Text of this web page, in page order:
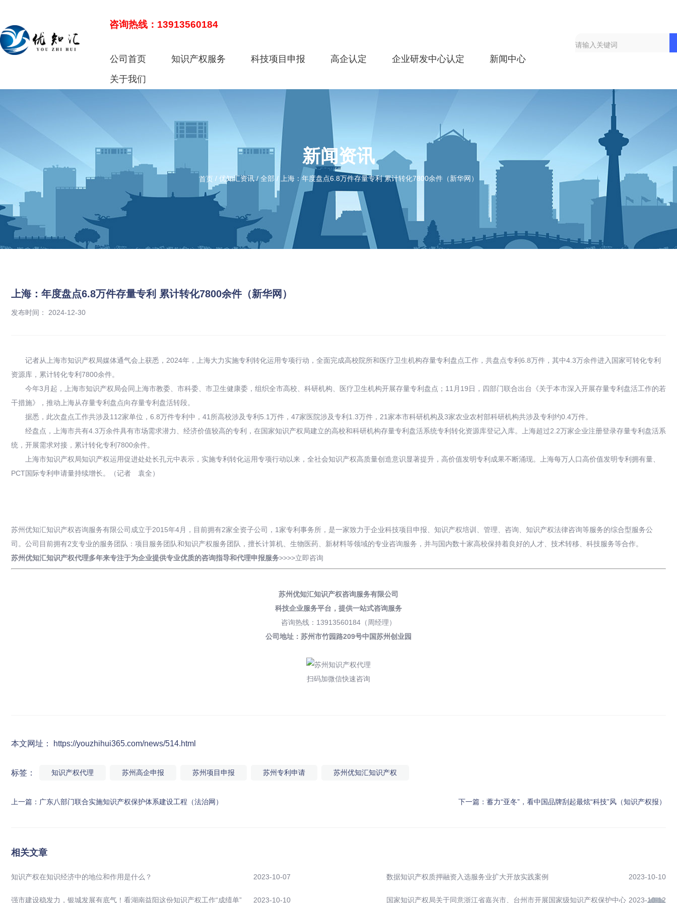
咨询热线：13913560184
公司首页 知识产权服务 科技项目申报 高企认定 企业研发中心认定
新闻中心
关于我们
新闻资讯
首页 / 优知汇资讯 / 全部 / 上海：年度盘点6.8万件存量专利 累计转化7800余件（新华网）
上海：年度盘点6.8万件存量专利 累计转化7800余件（新华网）
发布时间： 2024-12-30
记者从上海市知识产权局媒体通气会上获悉，2024年，上海大力实施专利转化运用专项行动，全面完成高校院所和医疗卫生机构存量专利盘点工作，共盘点专利6.8万件，其中4.3万余件进入国家可转化专利
资源库，累计转化专利7800余件。
今年3月起，上海市知识产权局会同上海市教委、市科委、市卫生健康委，组织全市高校、科研机构、医疗卫生机构开展存量专利盘点；11月19日，四部门联合出台《关于本市深入开展存量专利盘活工作的若
干措施》，推动上海从存量专利盘点向存量专利盘活转段。
据悉，此次盘点工作共涉及112家单位，6.8万件专利中，41所高校涉及专利5.1万件，47家医院涉及专利1.3万件，21家本市科研机构及3家农业农村部科研机构共涉及专利约0.4万件。
经盘点，上海市共有4.3万余件具有市场需求潜力、经济价值较高的专利，在国家知识产权局建立的高校和科研机构存量专利盘活系统专利转化资源库登记入库。上海超过2.2万家企业注册登录存量专利盘活系
统，开展需求对接，累计转化专利7800余件。
上海市知识产权局知识产权运用促进处处长孔元中表示，实施专利转化运用专项行动以来，全社会知识产权高质量创造意识显著提升，高价值发明专利成果不断涌现。上海每万人口高价值发明专利拥有量、
PCT国际专利申请量持续增长。（记者 袁全）
苏州优知汇知识产权咨询服务有限公司成立于2015年4月，目前拥有2家全资子公司，1家专利事务所，是一家致力于企业科技项目申报、知识产权培训、管理、咨询、知识产权法律咨询等服务的综合型服务公
司。公司目前拥有2支专业的服务团队：项目服务团队和知识产权服务团队，擅长计算机、生物医药、新材料等领域的专业咨询服务，并与国内数十家高校保持着良好的人才、技术转移、科技服务等合作。
苏州优知汇知识产权代理多年来专注于为企业提供专业优质的咨询指导和代理申报服务>>>>立即咨询
苏州优知汇知识产权咨询服务有限公司
科技企业服务平台， 提供一站式咨询服务
咨询热线：13913560184（周经理）
公司地址：苏州市竹园路209号中国苏州创业园
扫码加微信快速咨询
本文网址： https://youzhihui365.com/news/514.html
标签： 知识产权代理 苏州高企申报 苏州项目申报 苏州专利申请 苏州优知汇知识产权
上一篇： 广东八部门联合实施知识产权保护体系建设工程（法治网） 下一篇： 蓄力“亚冬”，看中国品牌刮起最炫“科技”风（知识产权报）
相关文章
2023-10-07
知识产权在知识经济中的地位和作用是什么？ 2023-10-10
数据知识产权质押融资入选服务业扩大开放实践案例
2023-10-10
强市建设稳发力，银城发展有底气！看湖南益阳这份知识产权工作“成绩单” 2023-10-12
国家知识产权局关于同意浙江省嘉兴市、台州市开展国家级知识产权保护中心